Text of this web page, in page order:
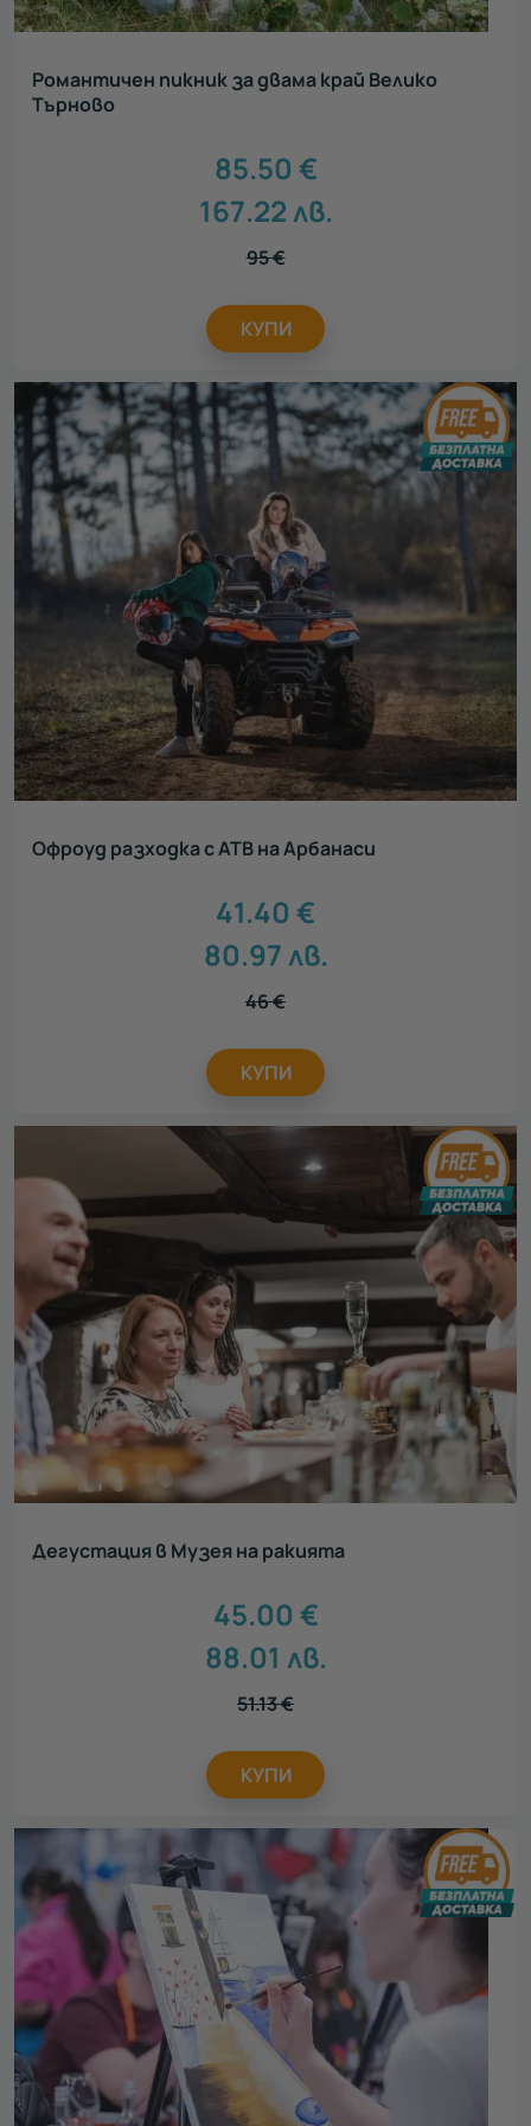
За семейството
20
Идеен подарък за
Подарък за тийнейджър
Подарък за родители
Подарък за абитуриент
Подарък за бременни
Подарък за любимия
Подарък за любимата
471
Подарък за приятел
470
Подарък за мама
412
Подарък за учител
333
Акцент
Нестандартен подарък
Луксозен подарък
Сантиментален подарък
Ваучери за тиймбилдинг
8
Персонализирани подаръци
2
Зимни преживявания
Романтичен пикник за двама край Велико
Търново
85.50 €
167.22лв.
95€
КУПИ
Офроуд разходка с АТВ на Арбанаси
41.40 €
80.97лв.
46€
КУПИ
Дегустация в Музея на ракията
45.00 €
88.01 лв.
51.13€
КУПИ